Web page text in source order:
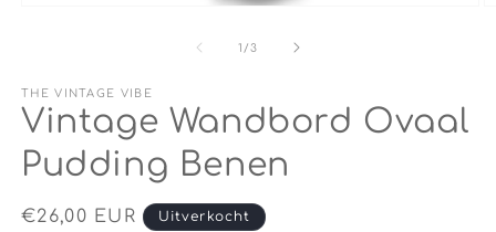
1 /van
3
THE VINTAGE VIBE
Vintage Wandbord Ovaal
Pudding Benen
Normale
€26,00 EUR Uitverkocht